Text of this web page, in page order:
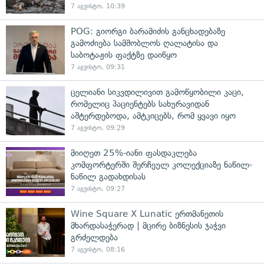
7 აგვისტო, 10:39
POG: გიორგი ბარამიძის განცხადებაზე
გამოძიება სამშობლოს ღალატისა და
საბოტაჟის ფაქტზე დაიწყო
7 აგვისტო, 09:31
ცელიანი სიკვდილივით გამოწყობილი კაცი,
რომელიც პაციენტებს სახურავიდან
აშტერდებოდა, ამტკიცებს, რომ ყვავი იყო
7 აგვისტო, 09:29
მიიღეთ 25%-იანი ფასდაკლება
კომფორტერში შერჩეულ კოლექციაზე ნაწილ-
ნაწილ გადახდისას
7 აგვისტო, 09:27
Wine Square X Lunatic ერთმანეთის
მხარდასაჭერად | მცირე ბიზნესის ჯაჭვი
გრძელდება
7 აგვისტო, 08:16